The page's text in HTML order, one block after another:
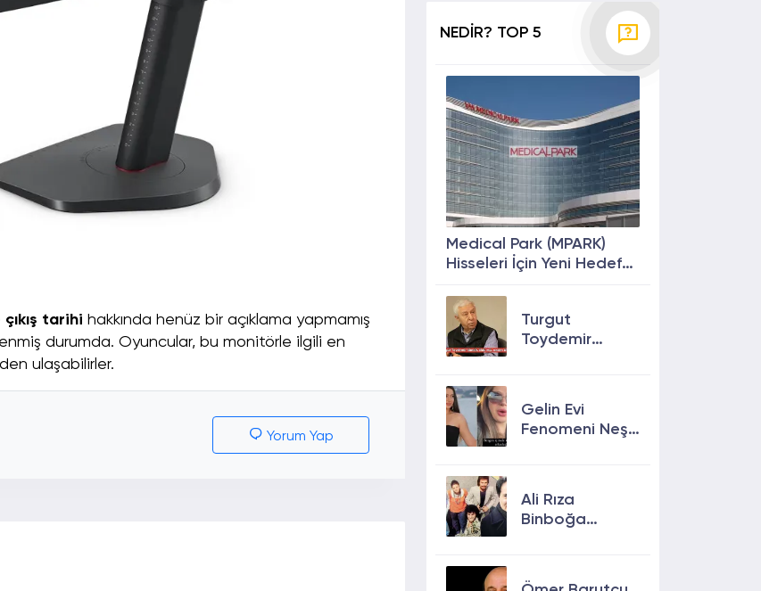
tarihi hakkında henüz bir açıklama yapmamış
durumda. Oyuncular, bu monitörle ilgili en
ulaşabilirler.
Yorum Yap
NEDİR? TOP 5
Medical Park (MPARK)
Hisseleri İçin Yeni Hedef
Potansiyeli
Turgut
Toydemir
Gelin Evi
Fenomeni Neşe
neden öldü?
Ali Rıza
Binboğa
Kalmasın